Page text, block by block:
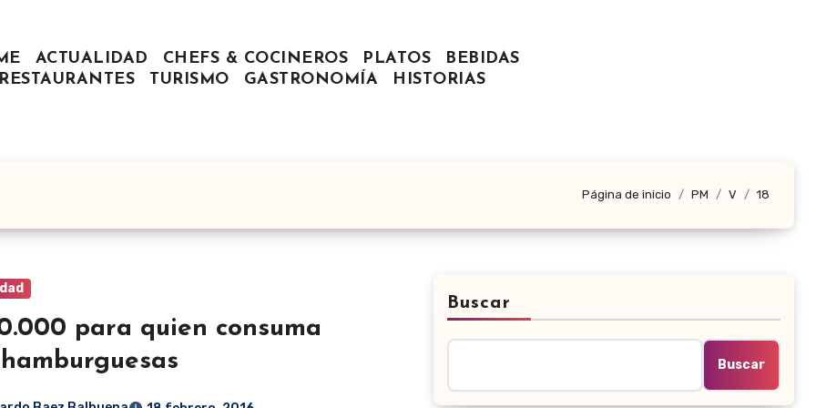
ACTUALIDAD CHEFS & COCINEROS PLATOS
BEBIDAS
RESTAURANTES
TURISMO GASTRONOMÍA HISTORIAS
Página de inicio PM V 18
para quien consuma
Buscar
Buscar